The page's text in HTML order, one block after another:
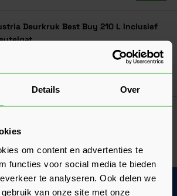
Details Over
om content en advertenties te
functies voor social media te bieden
te analyseren. Ook delen we
van onze site met onze
Deurkruk Best Buy 210 L Inclusief
33,30per set
Deurkruk Best Buy 204 L Inclusief